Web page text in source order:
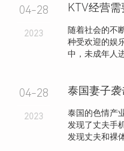
04-28
2023
随着社会的不
种受欢迎的娱
中，未成年人
04-28
2023
泰国的色情产
发现了丈夫手
发现丈夫和裸